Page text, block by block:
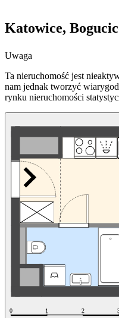
Katowice,
Uwaga
Ta nieruchomość jest
nam jednak tworzyć
rynku nieruchomości